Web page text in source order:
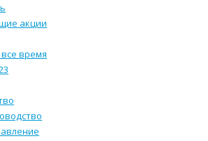
акции
время